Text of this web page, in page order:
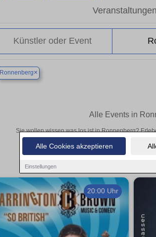
Alle Cookies akzeptieren
Einstellungen
Ronnenberg×
Alle Events in
Sie wollen wissen was los ist in Ronnenberg?
Theateraufführungen oder
20:00 Uhr